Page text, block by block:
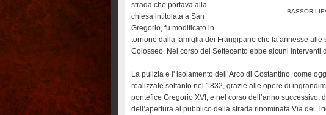
strada che portava alla
chiesa intitolata a San
Gregorio, fu modificato in
torrione dalla famiglia dei Frangipane che la annesse alle
Colosseo. Nel corso del Settecento ebbe alcuni
La pulizia e l' isolamento dell’Arco di Costantino, come
realizzate soltanto nel 1832, grazie alle opere di
pontefice Gregorio XVI, e nel corso dell’anno successivo,
dell’apertura al pubblico della strada rinominata Via dei